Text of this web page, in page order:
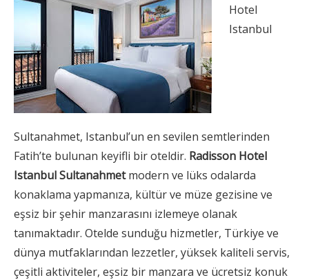
Hotel
Istanbul
Sultanahmet, Istanbul’un en sevilen semtlerinden
Fatih’te bulunan keyifli bir oteldir. Radisson Hotel
Istanbul Sultanahmetmodern ve lüks odalarda
konaklama yapmanıza, kültür ve müze gezisine ve
eşsiz bir şehir manzarasını izlemeye olanak
tanımaktadır. Otelde sunduğu hizmetler, Türkiye ve
dünya mutfaklarından lezzetler, yüksek kaliteli servis,
çeşitli aktiviteler, eşsiz bir manzara ve ücretsiz konuk